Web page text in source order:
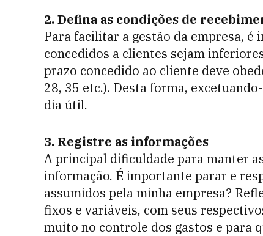
2. Defina as condições de
Para facilitar a gestão da empresa,
concedidos a clientes sejam
prazo concedido ao cliente deve
28, 35 etc.). Desta forma,
dia útil.
3. Registre as informações
A principal dificuldade para manter
informação. É importante parar e
assumidos pela minha empresa?
fixos e variáveis, com seus
muito no controle dos gastos e para